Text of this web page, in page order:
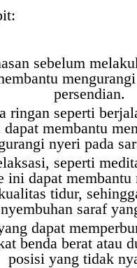
sebelum
persendian.
ringan seperti
membantu
nyeri pada
seperti
ini dapat membantu
tidur,
saraf
dapat
benda berat atau
posisi yang tidak